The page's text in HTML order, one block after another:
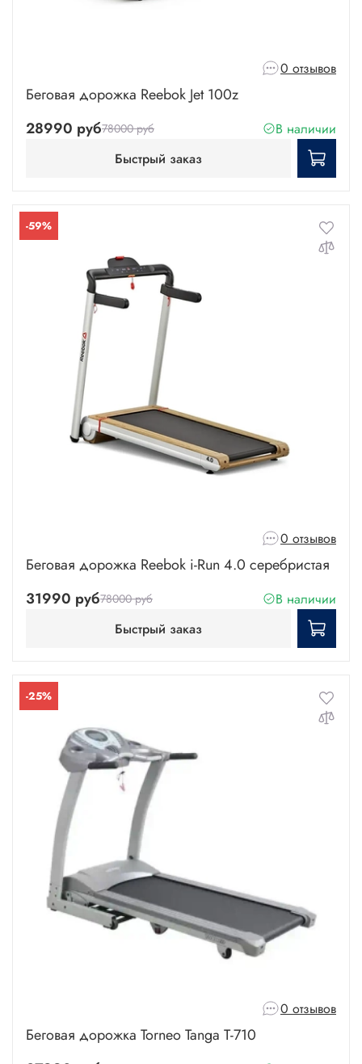
0 отзывов
Беговая дорожка Reebok Jet 100z
28990 руб78000 руб
В наличии
Быстрый заказ
-59%
0 отзывов
Беговая дорожка Reebok i-Run 4.0 серебристая
31990 руб78000 руб
В наличии
Быстрый заказ
-25%
0 отзывов
Беговая дорожка Torneo Tanga T-710